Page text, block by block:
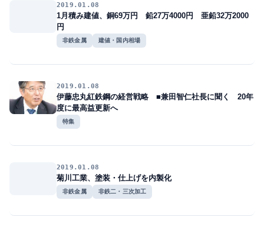
2019.01.08
1月積み建値、銅69万円 鉛27万4000円 亜鉛32万2000
円
非鉄金属 建値・国内相場
2019.01.08
伊藤忠丸紅鉄鋼の経営戦略 ■兼田智仁社長に聞く 20年
度に最高益更新へ
特集
2019.01.08
菊川工業、塗装・仕上げを内製化
非鉄金属 非鉄二・三次加工